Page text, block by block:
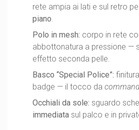
rete ampia ai lati e sul retro
piano.
Polo in mesh: corpo in rete
abbottonatura a pressione —
effetto seconda pelle.
Basco “Special Police”:
badge — il tocco da
Occhiali da sole: sguardo
immediata sul palco e in